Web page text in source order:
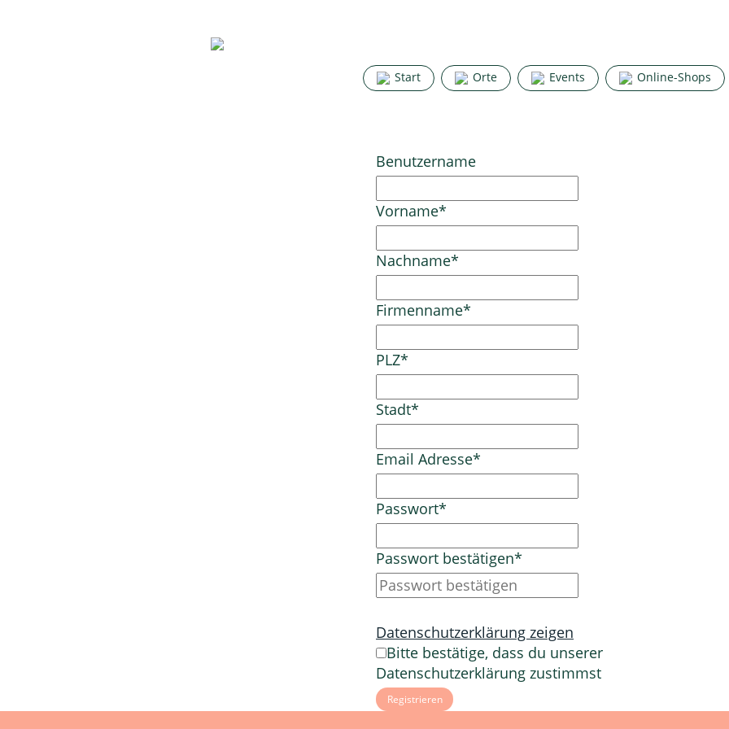
Start Orte Events Online-Shops
Benutzername
Vorname*
Nachname*
Firmenname*
PLZ*
Stadt*
Email Adresse*
Passwort*
Passwort bestätigen*
Datenschutzerklärung zeigen
Bitte bestätige, dass du unserer
Datenschutzerklärung zustimmst